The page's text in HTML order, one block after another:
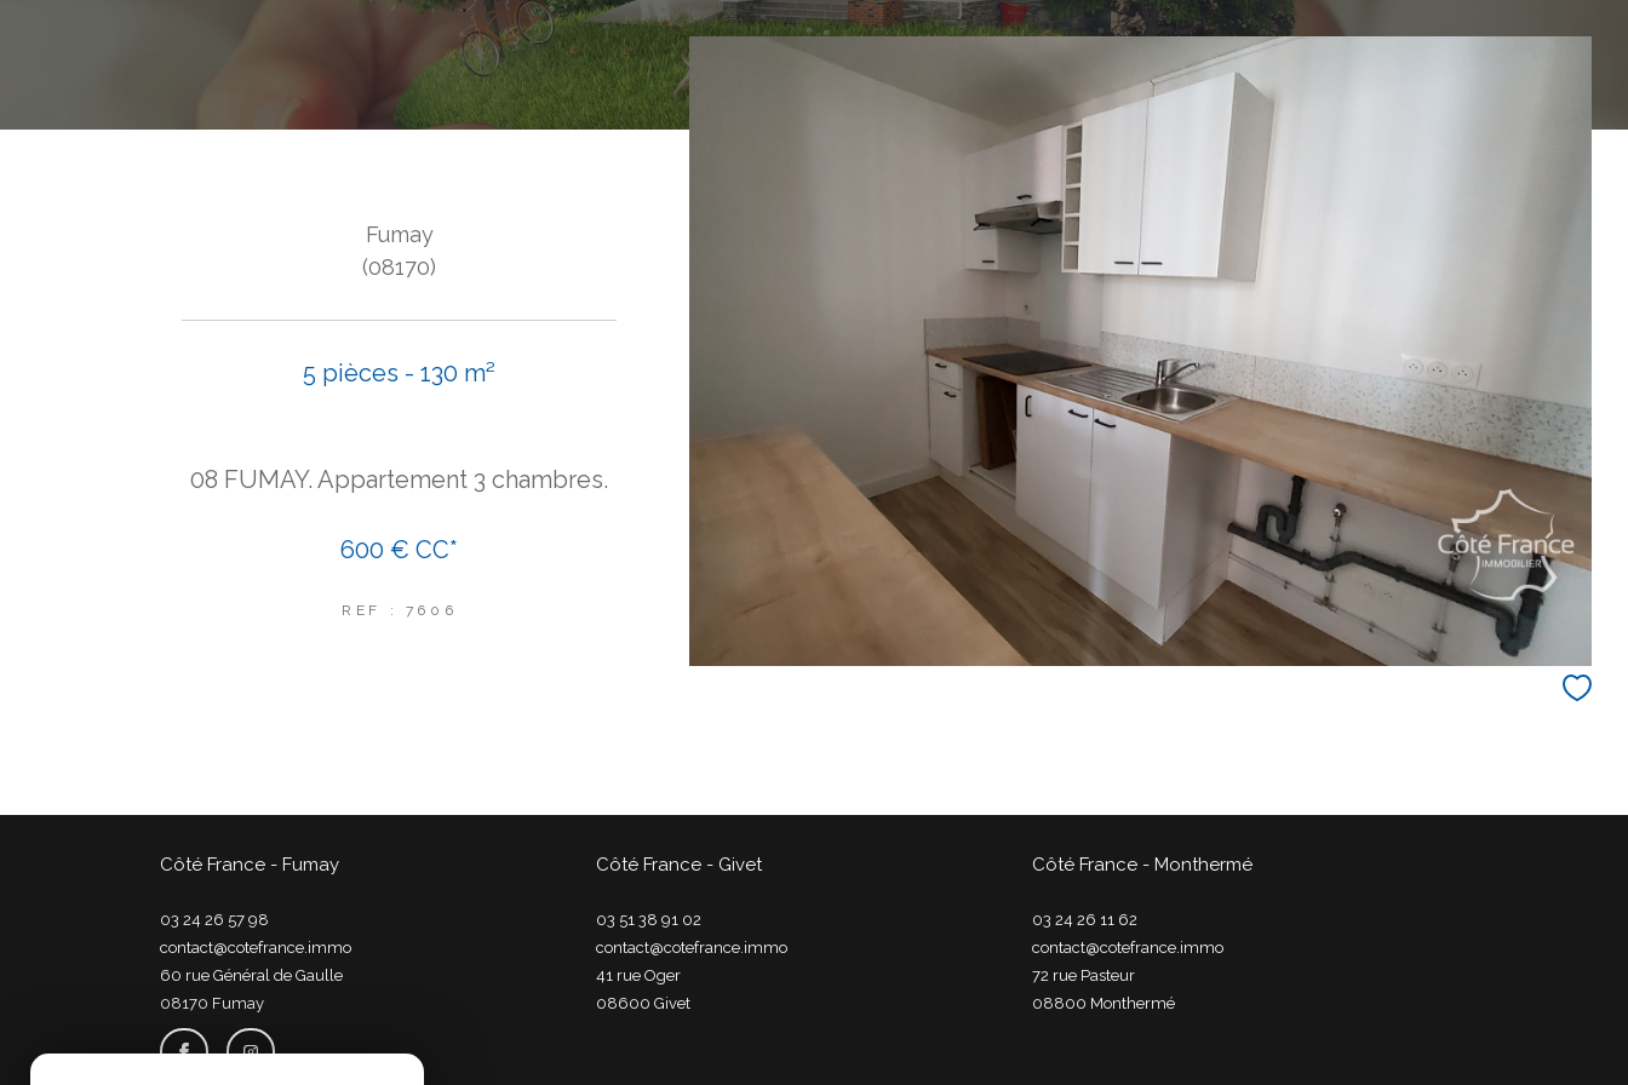
Fumay
(08170)
5 pièces - 130 m²
08 FUMAY. Appartement 3 chambres.
600 € CC*
REF : 7606
Côté France - Fumay
03 24 26 57 98
contact@cotefrance.immo
60 rue Général de Gaulle
08170
fumay
Côté France - Givet
03 51 38 91 02
contact@cotefrance.immo
41 rue Oger
08600
givet
Côté France - Monthermé
03 24 26 11 62
contact@cotefrance.immo
72 rue Pasteur
08800
monthermé